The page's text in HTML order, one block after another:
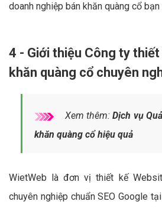
doanh nghiệp bán khăn quàng cổ
4 - Giới thiệu Công ty
khăn quàng cổ chuyên
Xem thêm:Dịch vụ
khăn quàng cổ hiệu quả
WietWeb là đơn vị thiết kế
chuyên nghiệp chuẩn SEO Google